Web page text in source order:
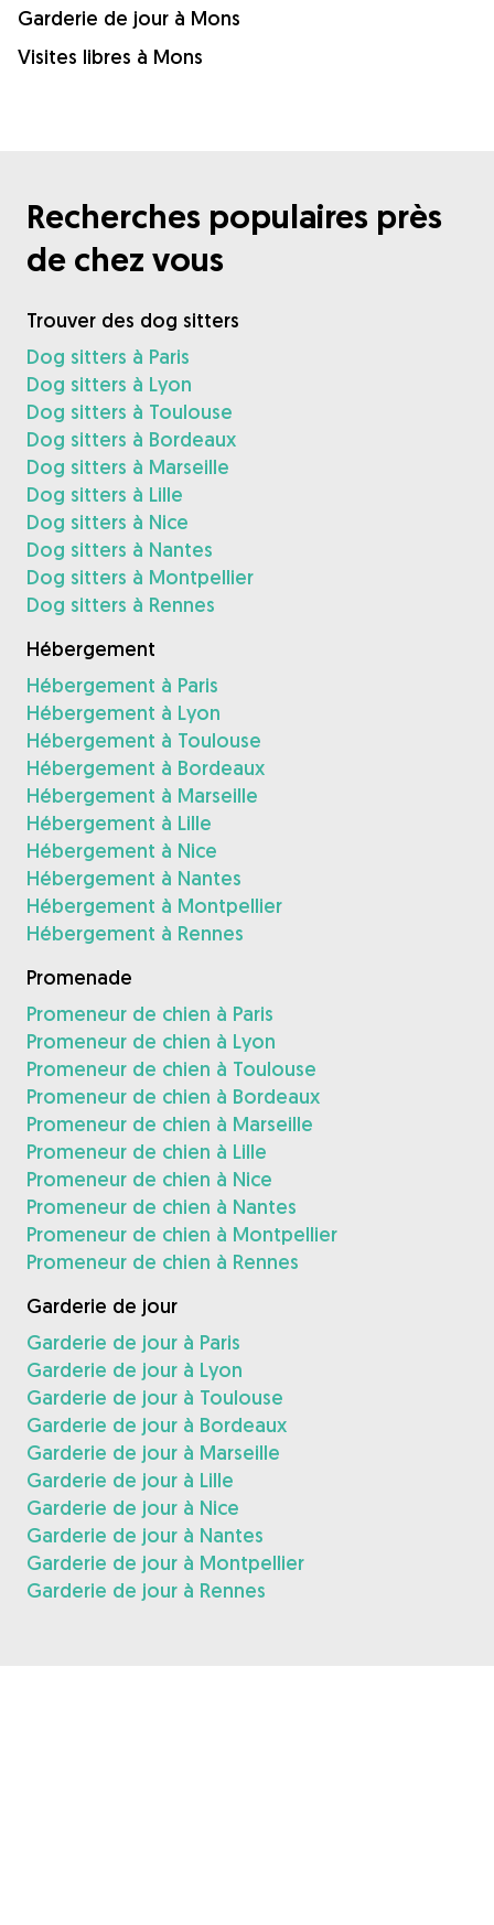
Garderie de jour à Mons
Visites libres à Mons
Recherches populaires près
de chez vous
Trouver des dog sitters
Dog sitters à Paris
Dog sitters à Lyon
Dog sitters à Toulouse
Dog sitters à Bordeaux
Dog sitters à Marseille
Dog sitters à Lille
Dog sitters à Nice
Dog sitters à Nantes
Dog sitters à Montpellier
Dog sitters à Rennes
Hébergement
Hébergement à Paris
Hébergement à Lyon
Hébergement à Toulouse
Hébergement à Bordeaux
Hébergement à Marseille
Hébergement à Lille
Hébergement à Nice
Hébergement à Nantes
Hébergement à Montpellier
Hébergement à Rennes
Promenade
Promeneur de chien à Paris
Promeneur de chien à Lyon
Promeneur de chien à Toulouse
Promeneur de chien à Bordeaux
Promeneur de chien à Marseille
Promeneur de chien à Lille
Promeneur de chien à Nice
Promeneur de chien à Nantes
Promeneur de chien à Montpellier
Promeneur de chien à Rennes
Garderie de jour
Garderie de jour à Paris
Garderie de jour à Lyon
Garderie de jour à Toulouse
Garderie de jour à Bordeaux
Garderie de jour à Marseille
Garderie de jour à Lille
Garderie de jour à Nice
Garderie de jour à Nantes
Garderie de jour à Montpellier
Garderie de jour à Rennes